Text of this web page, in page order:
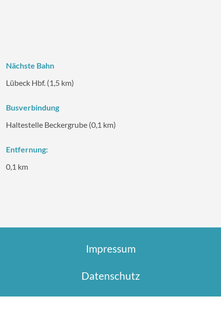
Nächste Bahn
Lübeck Hbf. (1,5 km)
Busverbindung
Haltestelle Beckergrube (0,1 km)
Entfernung:
0,1 km
Impressum
Datenschutz